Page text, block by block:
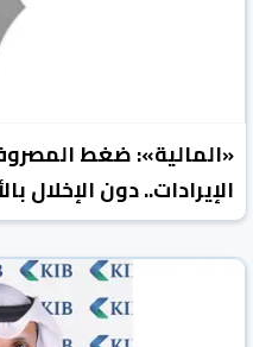
«المالية»: ضغط
الإيرادات.. دون الإخلال
صحيفة الانباء الكويتية الكويت